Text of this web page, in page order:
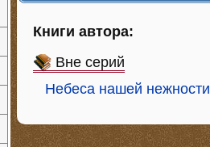
Книги автора:
Вне серий
Небеса нашей нежности